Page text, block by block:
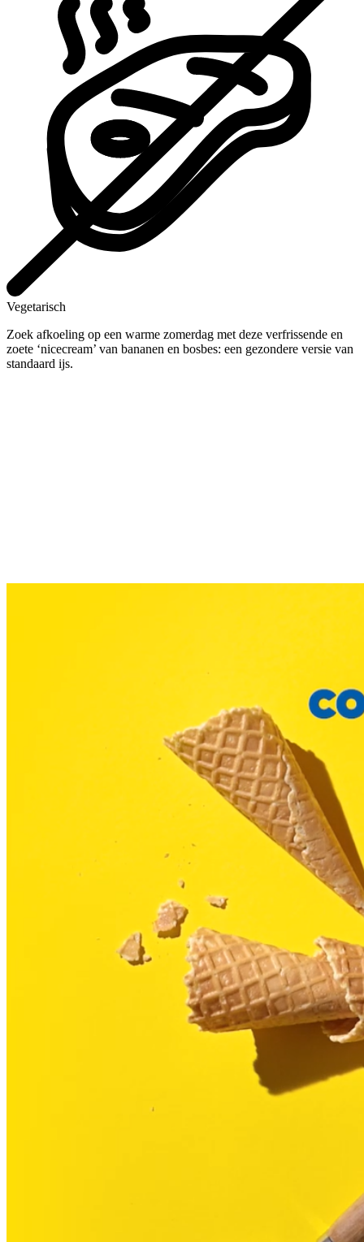
Vegetarisch
Zoek afkoeling op een warme zomerdag met deze verfrissende en
zoete ‘nicecream’ van bananen en bosbes: een gezondere versie van
standaard ijs.